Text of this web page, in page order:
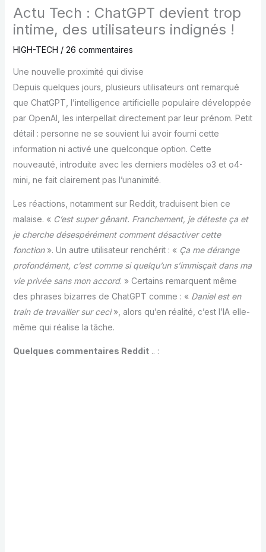
Actu Tech : ChatGPT devient trop
intime, des utilisateurs indignés !
HIGH-TECH / 26 commentaires
Une nouvelle proximité qui divise
Depuis quelques jours, plusieurs utilisateurs ont remarqué
que ChatGPT, l’intelligence artificielle populaire développée
par OpenAI, les interpellait directement par leur prénom. Petit
détail : personne ne se souvient lui avoir fourni cette
information ni activé une quelconque option. Cette
nouveauté, introduite avec les derniers modèles o3 et o4-
mini, ne fait clairement pas l’unanimité.
Les réactions, notamment sur Reddit, traduisent bien ce
malaise. « C’est super gênant. Franchement, je déteste ça et
je cherche désespérément comment désactiver cette
fonction». Un autre utilisateur renchérit : « Ça me dérange
profondément, c’est comme si quelqu’un s’immisçait dans ma
vie privée sans mon accord. » Certains remarquent même
des phrases bizarres de ChatGPT comme : « Daniel est en
train de travailler sur ceci», alors qu’en réalité, c’est l’IA elle-
même qui réalise la tâche.
Quelques commentaires Reddit.. :